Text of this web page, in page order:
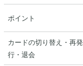
ポイント
カードの切り替え・再発
行・退会